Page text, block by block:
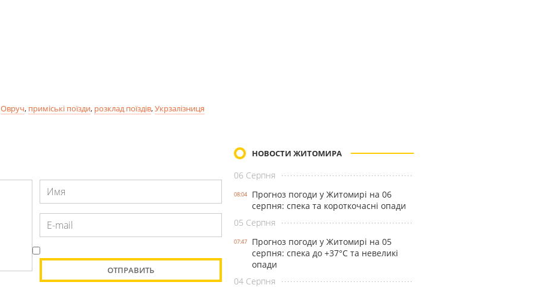
Овруч, приміські поїзди, розклад поїздів,Укрзалізниця
НОВОСТИ ЖИТОМИРА
06 Серпня
08:04
Прогноз погоди у Житомирі на 06
серпня: спека та короткочасні опади
05 Серпня
07:47
Прогноз погоди у Житомирі на 05
серпня: спека до +37°С та невеликі
опади
04 Серпня